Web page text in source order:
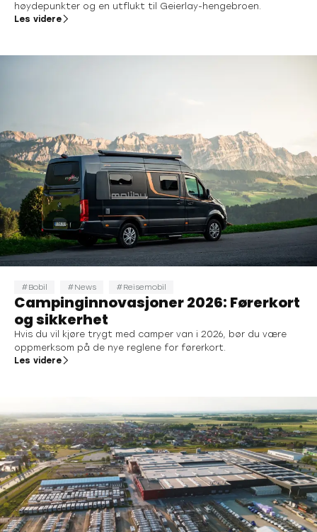
høydepunkter og en utflukt til Geierlay-hengebroen.
Les videre
Bobil News Reisemobil
Campinginnovasjoner 2026: Førerkort
og sikkerhet
Hvis du vil kjøre trygt med camper van i 2026, bør du være
oppmerksom på de nye reglene for førerkort.
Les videre